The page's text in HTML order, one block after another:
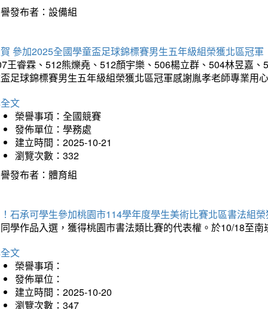
發布者：設備組
參加2025全國學童盃足球錦標賽男生五年級組榮獲北區冠軍
王睿霖、512熊爍堯、512顏宇樂、506楊立群、504林昱嘉
足球錦標賽男生五年級組榮獲北區冠軍感謝胤孝老師專業用
文
榮譽事項：全國競賽
發佈單位：學務處
建立時間：2025-10-21
瀏覽次數：332
發布者：體育組
石承可學生參加桃園市114學年度學生美術比賽北區書法組
學作品入選，獲得桃園市書法類比賽的代表權。於10/18至
文
榮譽事項：
發佈單位：
建立時間：2025-10-20
瀏覽次數：347